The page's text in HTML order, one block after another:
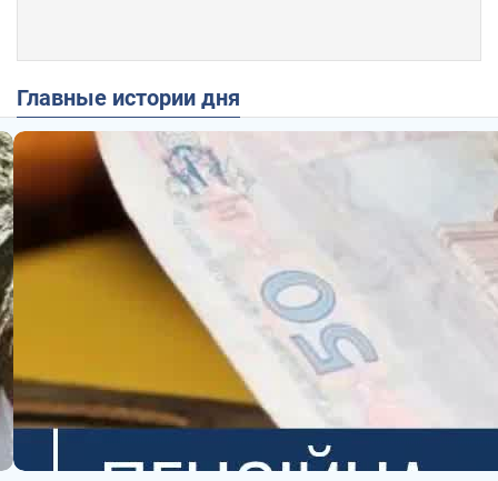
Главные истории дня